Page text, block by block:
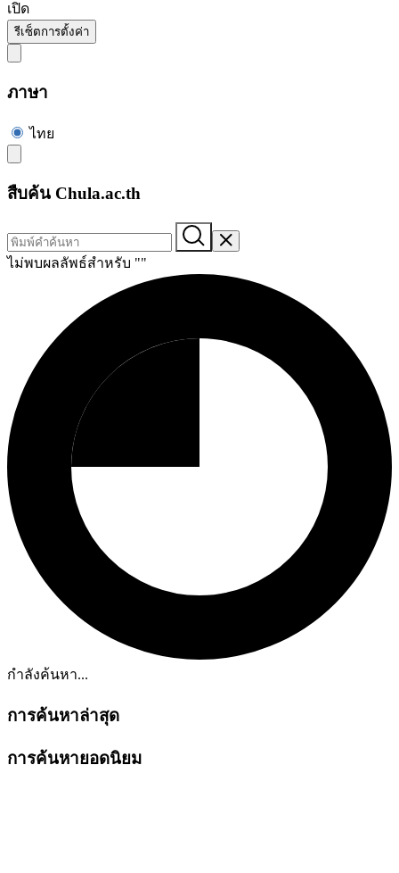
เปิด
รีเซ็ตการตั้งค่า
ภาษา
ไทย
สืบค้น Chula.ac.th
ไม่พบผลลัพธ์สำหรับ ""
กำลังค้นหา...
การค้นหาล่าสุด
การค้นหายอดนิยม